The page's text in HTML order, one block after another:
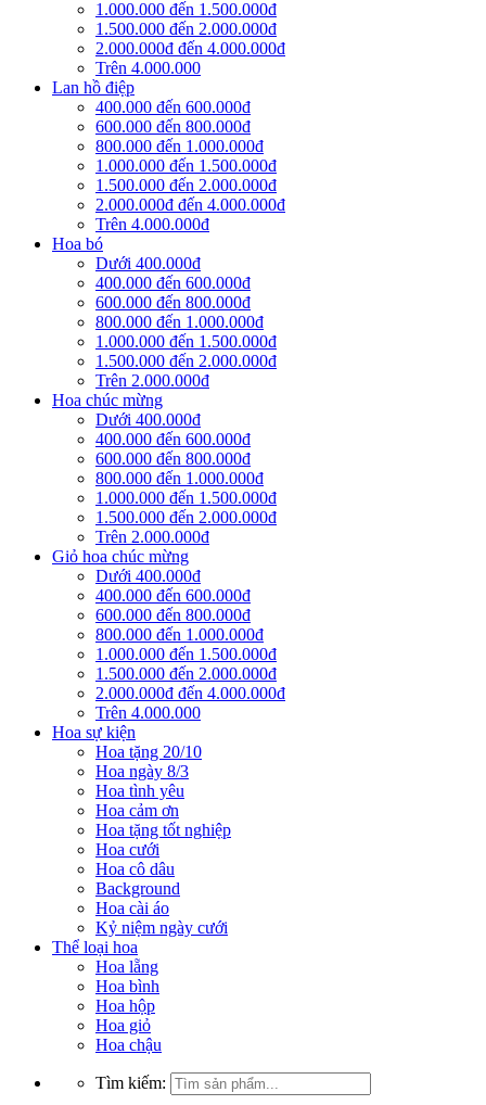
1.000.000 đến 1.500.000đ
1.500.000 đến 2.000.000đ
2.000.000đ đến 4.000.000đ
Trên 4.000.000
Lan hồ điệp
400.000 đến 600.000đ
600.000 đến 800.000đ
800.000 đến 1.000.000đ
1.000.000 đến 1.500.000đ
1.500.000 đến 2.000.000đ
2.000.000đ đến 4.000.000đ
Trên 4.000.000đ
Hoa bó
Dưới 400.000đ
400.000 đến 600.000đ
600.000 đến 800.000đ
800.000 đến 1.000.000đ
1.000.000 đến 1.500.000đ
1.500.000 đến 2.000.000đ
Trên 2.000.000đ
Hoa chúc mừng
Dưới 400.000đ
400.000 đến 600.000đ
600.000 đến 800.000đ
800.000 đến 1.000.000đ
1.000.000 đến 1.500.000đ
1.500.000 đến 2.000.000đ
Trên 2.000.000đ
Giỏ hoa chúc mừng
Dưới 400.000đ
400.000 đến 600.000đ
600.000 đến 800.000đ
800.000 đến 1.000.000đ
1.000.000 đến 1.500.000đ
1.500.000 đến 2.000.000đ
2.000.000đ đến 4.000.000đ
Trên 4.000.000
Hoa sự kiện
Hoa tặng 20/10
Hoa ngày 8/3
Hoa tình yêu
Hoa cảm ơn
Hoa tặng tốt nghiệp
Hoa cưới
Hoa cô dâu
Background
Hoa cài áo
Kỷ niệm ngày cưới
Thể loại hoa
Hoa lẵng
Hoa bình
Hoa hộp
Hoa giỏ
Hoa chậu
Tìm kiếm: